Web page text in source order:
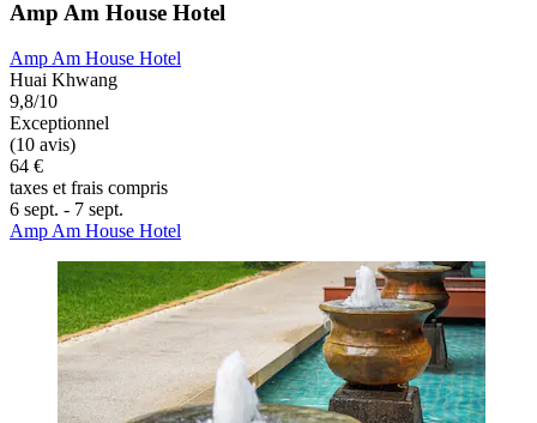
Amp Am House Hotel
Amp Am House Hotel
Huai Khwang
9,8/10
Exceptionnel
(10 avis)
64 €
taxes et frais compris
6 sept. - 7 sept.
Amp Am House Hotel